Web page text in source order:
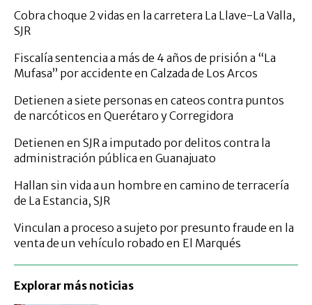
Cobra choque 2 vidas en la carretera La Llave-La Valla,
SJR
Fiscalía sentencia a más de 4 años de prisión a “La
Mufasa” por accidente en Calzada de Los Arcos
Detienen a siete personas en cateos contra puntos
de narcóticos en Querétaro y Corregidora
Detienen en SJR a imputado por delitos contra la
administración pública en Guanajuato
Hallan sin vida a un hombre en camino de terracería
de La Estancia, SJR
Vinculan a proceso a sujeto por presunto fraude en la
venta de un vehículo robado en El Marqués
Explorar más noticias